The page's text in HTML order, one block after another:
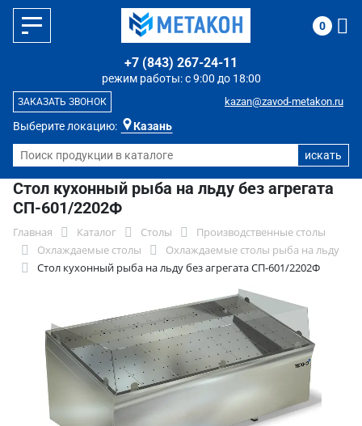
Выберите локацию: Казань
режим работы: с 9:00 до 18:00
+7 (843) 267-24-11
kazan@zavod-metakon.ru
ЗАКАЗАТЬ ЗВОНОК
0
Стол кухонный рыба на льду без агрегата
СП-601/2202Ф
Главная Каталог Столы
Производственные столы
Охлаждаемые столы
Охлаждаемые столы рыба на льду
Стол кухонный рыба на льду без агрегата СП-601/2202Ф